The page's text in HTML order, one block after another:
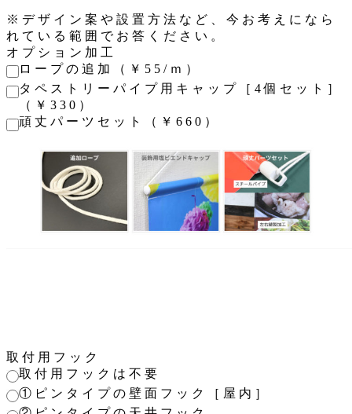
※デザイン案や設置方法など、今お考えになら
れている範囲でお答ください。
オプション加工
ロープの追加（￥55/ｍ）
タペストリーパイプ用キャップ［4個セット］
（￥330）
頑丈パーツセット（￥660）
取付用フック
取付用フックは不要
①ピンタイプの壁面フック［屋内］